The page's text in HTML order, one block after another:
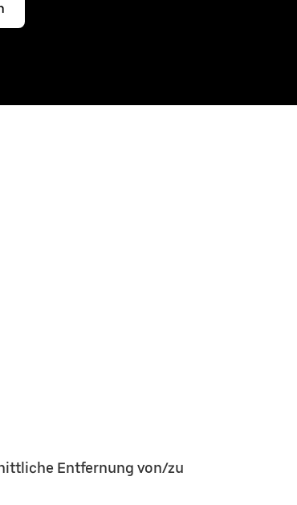
Entfernung von/zu